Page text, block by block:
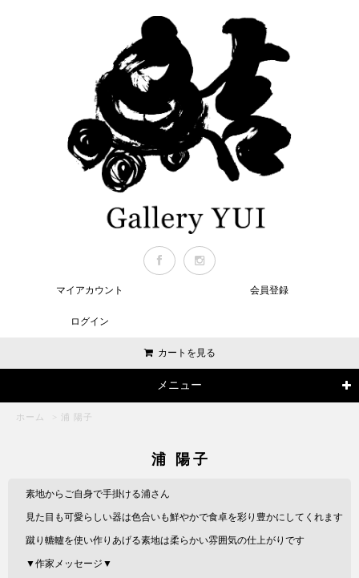
マイアカウント 会員登録
ログイン
カートを見る
メニュー
ホーム > 浦 陽子
浦 陽子
素地からご自身で手掛ける浦さん
見た目も可愛らしい器は色合いも鮮やかで食卓を彩り豊かにしてくれます
蹴り轆轤を使い作りあげる素地は柔らかい雰囲気の仕上がりです
▼作家メッセージ▼